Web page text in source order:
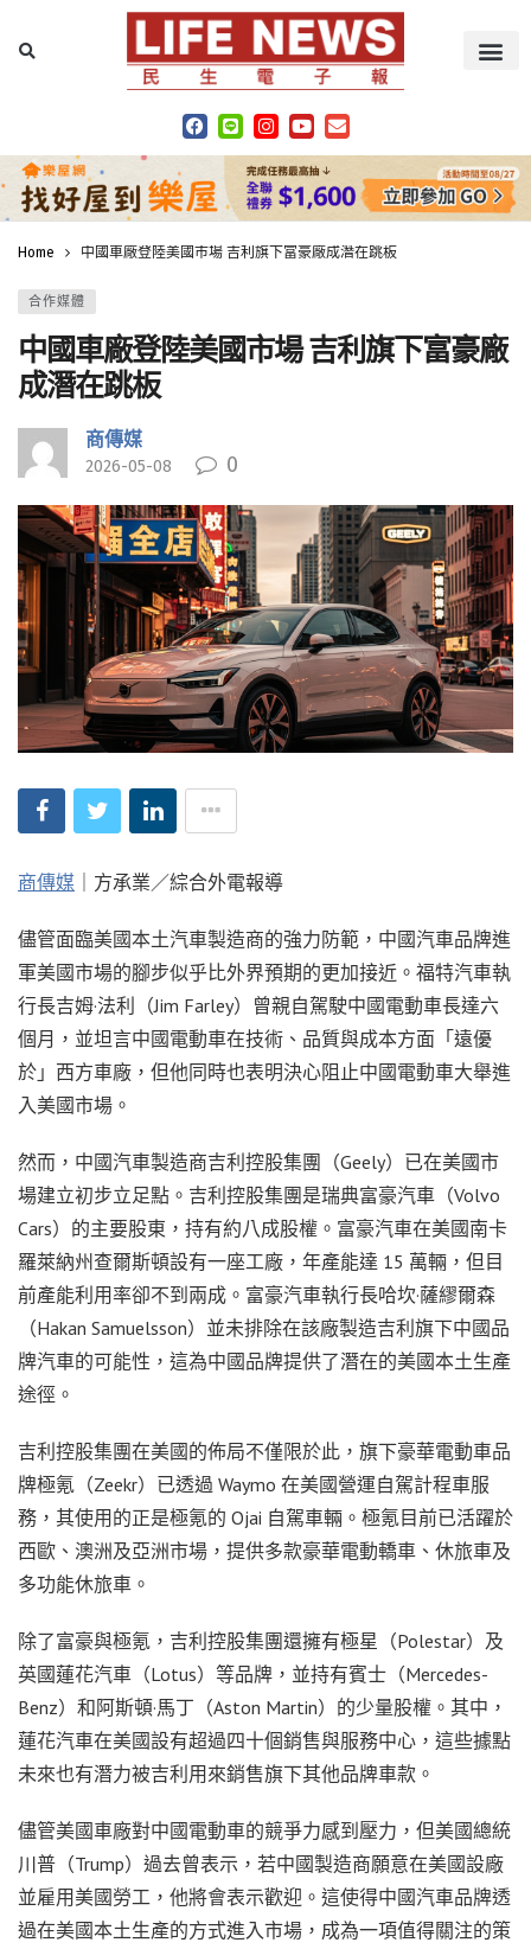
Home 中國車廠登陸美國市場 吉利旗下富豪廠成潛在跳板
合作媒體
中國車廠登陸美國市場 吉利旗下富豪廠
成潛在跳板
商傳媒
2026-05-08 0
商傳媒 ｜方承業／綜合外電報導
儘管面臨美國本土汽車製造商的強力防範，中國汽車品牌進
軍美國市場的腳步似乎比外界預期的更加接近。福特汽車執
行長吉姆·法利（Jim Farley）曾親自駕駛中國電動車長達六
個月，並坦言中國電動車在技術、品質與成本方面「遠優
於」西方車廠，但他同時也表明決心阻止中國電動車大舉進
入美國市場。
然而，中國汽車製造商吉利控股集團（Geely）已在美國市
場建立初步立足點。吉利控股集團是瑞典富豪汽車（Volvo
Cars）的主要股東，持有約八成股權。富豪汽車在美國南卡
羅萊納州查爾斯頓設有一座工廠，年產能達 15 萬輛，但目
前產能利用率卻不到兩成。富豪汽車執行長哈坎·薩繆爾森
（Hakan Samuelsson）並未排除在該廠製造吉利旗下中國品
牌汽車的可能性，這為中國品牌提供了潛在的美國本土生產
途徑。
吉利控股集團在美國的佈局不僅限於此，旗下豪華電動車品
牌極氪（Zeekr）已透過 Waymo 在美國營運自駕計程車服
務，其使用的正是極氪的 Ojai 自駕車輛。極氪目前已活躍於
西歐、澳洲及亞洲市場，提供多款豪華電動轎車、休旅車及
多功能休旅車。
除了富豪與極氪，吉利控股集團還擁有極星（Polestar）及
英國蓮花汽車（Lotus）等品牌，並持有賓士（Mercedes-
Benz）和阿斯頓·馬丁（Aston Martin）的少量股權。其中，
蓮花汽車在美國設有超過四十個銷售與服務中心，這些據點
未來也有潛力被吉利用來銷售旗下其他品牌車款。
儘管美國車廠對中國電動車的競爭力感到壓力，但美國總統
川普（Trump）過去曾表示，若中國製造商願意在美國設廠
並雇用美國勞工，他將會表示歡迎。這使得中國汽車品牌透
過在美國本土生產的方式進入市場，成為一項值得關注的策